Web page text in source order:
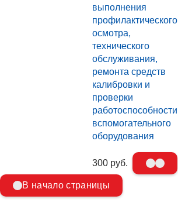
выполнения
профилактического
осмотра,
технического
обслуживания,
ремонта средств
калибровки и
проверки
работоспособности
вспомогательного
оборудования
300 руб.
В начало страницы